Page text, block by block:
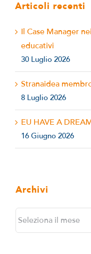
Articoli recenti
Il Case Manager
educativi
30 Luglio 2026
Stranaidea
8 Luglio 2026
EU HAVE A
16 Giugno 2026
Archivi
Archivi